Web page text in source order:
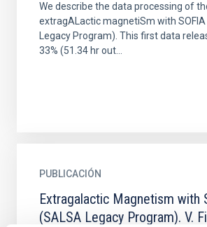
We describe the data processing of
extragALactic magnetiSm with SOFIA
Legacy Program). This first data
33% (51.34 hr out...
PUBLICACIÓN
Extragalactic Magnetism with
(SALSA Legacy Program). V.